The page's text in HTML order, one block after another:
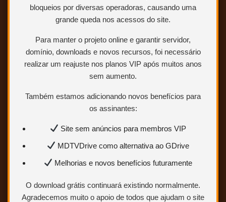
bloqueios por diversas operadoras, causando uma
grande queda nos acessos do site.
Para manter o projeto online e garantir servidor,
domínio, downloads e novos recursos, foi necessário
realizar um reajuste nos planos VIP após muitos anos
sem aumento.
Também estamos adicionando novos benefícios para
os assinantes:
Site sem anúncios para membros VIP
MDTVDrive como alternativa ao GDrive
Melhorias e novos benefícios futuramente
O download grátis continuará existindo normalmente.
Agradecemos muito o apoio de todos que ajudam o site
TODOS OS
BAIXAR
Clique no botão acima
“BAIXAR” e você será redirecionado para a
GDrive, OneDrive, MEGA, 1fichier,
MixDrop e Uploaded.
Chin e Siu são parceiros nas artes
triângulo amoroso com a bela Yiu. eles
enfrentam um perigoso assassino,